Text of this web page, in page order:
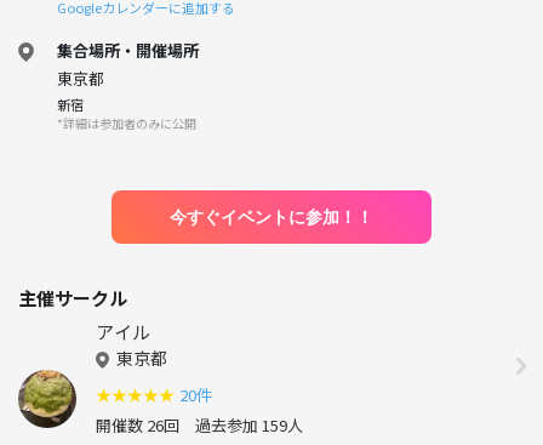
Googleカレンダーに追加する
集合場所・開催場所
東京都
新宿
*詳細は参加者のみに公開
今すぐイベントに参加！！
主催サークル
アイル
東京都
★★★★★ 20件
開催数 26回 過去参加 159人